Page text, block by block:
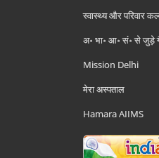
स्वास्थ्य और परिवार
अ॰ भा॰ आ॰ सं॰ से जुड़े
Mission Delhi
मेरा अस्पताल
Hamara AIIMS